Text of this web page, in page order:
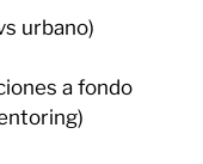
urbano)
a fondo